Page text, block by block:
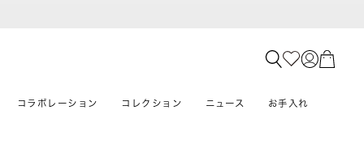
コラボレーション コレクション ニュース お手入れ